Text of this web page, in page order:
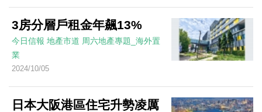
3房分層戶租金年飆13%
今日信報 地產市道 周六地產專題_海外置
業
2024/10/05
日本大阪港區住宅升勢凌厲